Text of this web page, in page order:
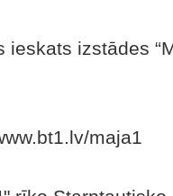
ieskats izstādes
maja1